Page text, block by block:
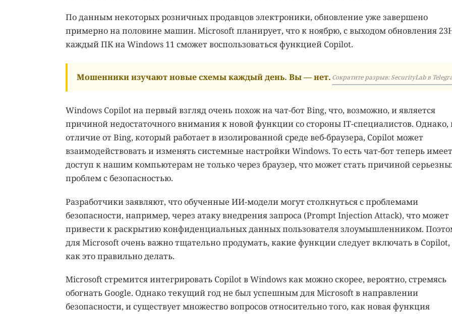
По данным некоторых розничных продавцов электроники, обновление уже завершено
примерно на половине машин. Microsoft планирует, что к ноябрю, с выходом обновления
каждый ПК на Windows 11 сможет воспользоваться функцией Copilot.
Мошенники изучают новые схемы каждый день. Вы — нет. Сократите разрыв: SecurityLab в
Windows Copilot на первый взгляд очень похож на чат-бот Bing, что, возможно, и является
причиной недостаточного внимания к новой функции со стороны IT-специалистов. Однако,
отличие от Bing, который работает в изолированной среде веб-браузера, Copilot может
взаимодействовать и изменять системные настройки Windows. То есть чат-бот теперь имеет
доступ к нашим компьютерам не только через браузер, что может стать причиной
проблем с безопасностью.
Разработчики заявляют, что обученные ИИ-модели могут столкнуться с проблемами
безопасности, например, через атаку внедрения запроса (Prompt Injection Attack), что может
привести к раскрытию конфиденциальных данных пользователя злоумышленником.
для Microsoft очень важно тщательно продумать, какие функции следует включать в Copilot,
как это правильно делать.
Microsoft стремится интегрировать Copilot в Windows как можно скорее, вероятно, стремясь
обогнать Google. Однако текущий год не был успешным для Microsoft в направлении
безопасности, и существует множество вопросов относительно того, как новая функция